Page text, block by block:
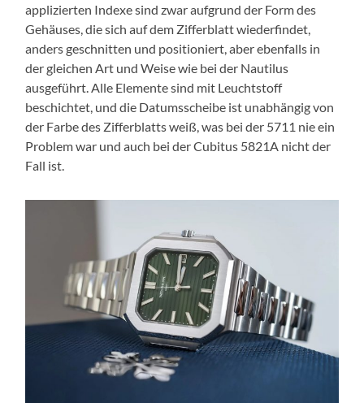
applizierten Indexe sind zwar aufgrund der Form des
Gehäuses, die sich auf dem Zifferblatt wiederfindet,
anders geschnitten und positioniert, aber ebenfalls in
der gleichen Art und Weise wie bei der Nautilus
ausgeführt. Alle Elemente sind mit Leuchtstoff
beschichtet, und die Datumsscheibe ist unabhängig von
der Farbe des Zifferblatts weiß, was bei der 5711 nie ein
Problem war und auch bei der Cubitus 5821A nicht der
Fall ist.